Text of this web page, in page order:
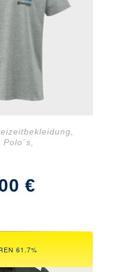
,
Polo´s,
€
€
15,00 €.
61.7%